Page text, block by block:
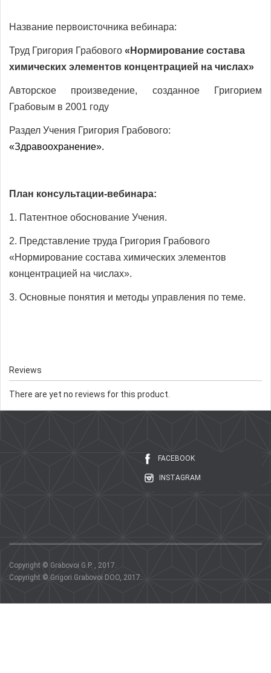
Название первоисточника вебинара:
Труд Григория Грабового « Нормирование состава
химических элементов концентрацией на числах»
Авторское произведение, созданное Григорием
Грабовым в 2001 году
Раздел Учения Григория Грабового:
«Здравоохранение».
План консультации-вебинара:
1. Патентное обоснование Учения.
2. Представление труда Григория Грабового
«Нормирование состава химических элементов
концентрацией на числах».
3. Основные понятия и методы управления по теме.
Reviews
There are yet no reviews for this product.
FACEBOOK
INSTAGRAM
Copyright © Grabovoi G.P. , 2017.
Copyright © Grigori Grabovoi DOO, 2017.